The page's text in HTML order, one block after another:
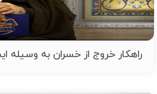
راهکار خروج از خسران به وسیله